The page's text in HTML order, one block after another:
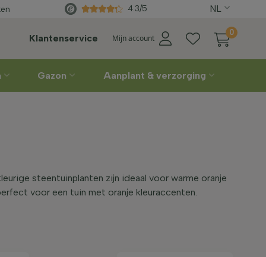
van de
4.3/5 NL
Klantenservice Mijn account
0
Gazon Aanplant & verzorging
steentuinplanten zijn ideaal voor warme oranje
voor een tuin met oranje kleuraccenten.